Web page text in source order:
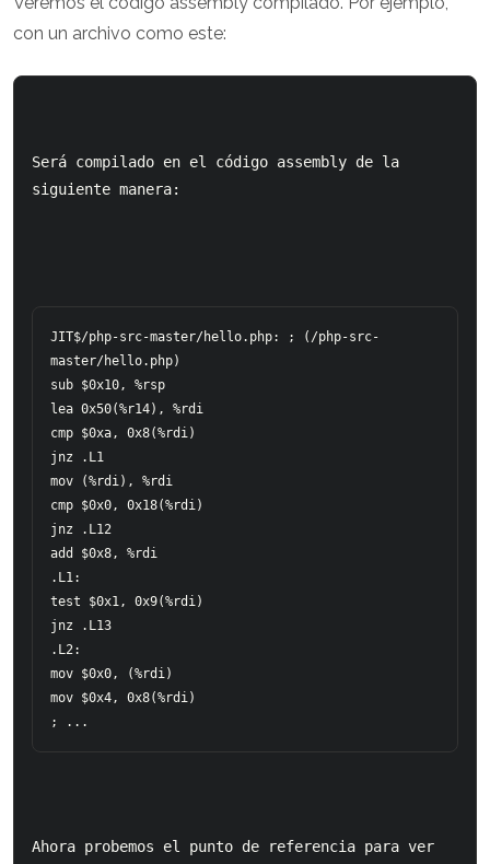
con un archivo como este:
Será compilado en el código assembly de la
siguiente manera:
JIT$/php-src-master/hello.php: ; (/php-src-
master/hello.php)
sub $0x10, %rsp
lea 0x50(%r14), %rdi
cmp $0xa, 0x8(%rdi)
jnz .L1
mov (%rdi), %rdi
cmp $0x0, 0x18(%rdi)
jnz .L12
add $0x8, %rdi
.L1:
test $0x1, 0x9(%rdi)
jnz .L13
.L2:
mov $0x0, (%rdi)
mov $0x4, 0x8(%rdi)
Ahora probemos el punto de referencia para ver